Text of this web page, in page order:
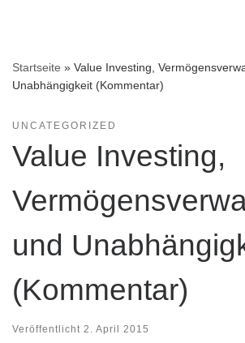
Startseite » Value Investing,
Unabhängigkeit (Kommentar)
UNCATEGORIZED
Value Investing,
und
(Kommentar)
Veröffentlicht 2. April 2015